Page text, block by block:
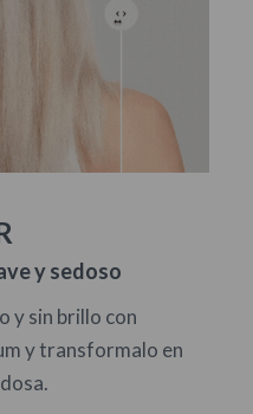
y sedoso
y sin brillo con
y transformalo en